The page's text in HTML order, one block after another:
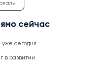
сейчас
сегодня
в развитии